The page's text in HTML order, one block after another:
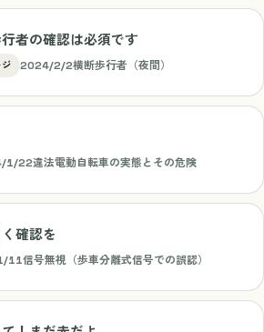
者の確認は必須です
2024/2/2横断歩行者（夜間）
1/22違法電動自転車の実態とその危険
確認を
11信号無視（歩車分離式信号での誤認）